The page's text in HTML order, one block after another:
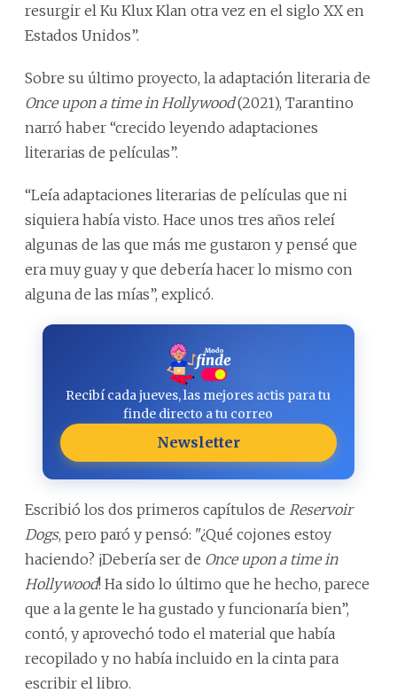
resurgir el Ku Klux Klan otra vez en el siglo XX en
Estados Unidos”.
Sobre su último proyecto, la adaptación literaria de
Once upon a time in Hollywood(2021), Tarantino
narró haber “crecido leyendo adaptaciones
literarias de películas”.
“Leía adaptaciones literarias de películas que ni
siquiera había visto. Hace unos tres años releí
algunas de las que más me gustaron y pensé que
era muy guay y que debería hacer lo mismo con
alguna de las mías”, explicó.
Recibí cada jueves, las mejores actis para tu
finde directo a tu correo
Newsletter
Escribió los dos primeros capítulos de Reservoir
Dogs, pero paró y pensó: "¿Qué cojones estoy
haciendo? ¡Debería ser de Once upon a time in
Hollywood! Ha sido lo último que he hecho, parece
que a la gente le ha gustado y funcionaría bien”,
contó, y aprovechó todo el material que había
recopilado y no había incluido en la cinta para
escribir el libro.